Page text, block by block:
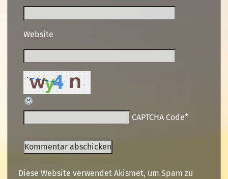
Website
CAPTCHA Code*
Diese Website verwendet Akismet, um Spam zu